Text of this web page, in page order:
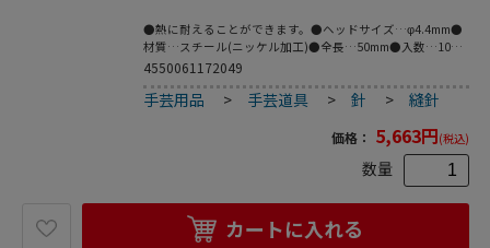
●熱に耐えることができます。●ヘッドサイズ…φ4.4mm●
材質…スチール(ニッケル加工)●全長…50mm●入数…100
本●梱包サイズ:77×56×28●梱包重量52g
4550061172049
手芸用品 > 手芸道具 >針 >縫針
価格： 5,663円(税込)
数量
カートに入れる